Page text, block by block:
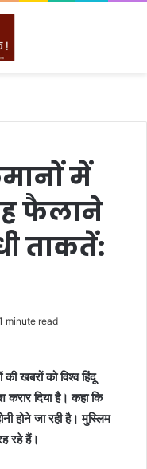
में
फैलाने
ताकतें:
minute read
खबरों को विश्व हिंदू
करार दिया है। कहा कि
होने जा रही है। मुस्लिम
रहे हैं।